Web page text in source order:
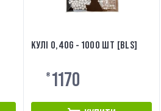
КУЛІ 0,40G - 1000 ШТ [BLS]
₴ 1170